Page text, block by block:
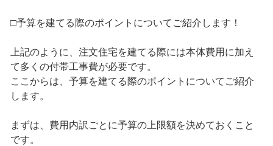
□予算を建てる際のポイントについてご紹介します！
上記のように、注文住宅を建てる際には本体費用に加え
て多くの付帯工事費が必要です。
ここからは、予算を建てる際のポイントについてご紹介
します。
まずは、費用内訳ごとに予算の上限額を決めておくこと
です。